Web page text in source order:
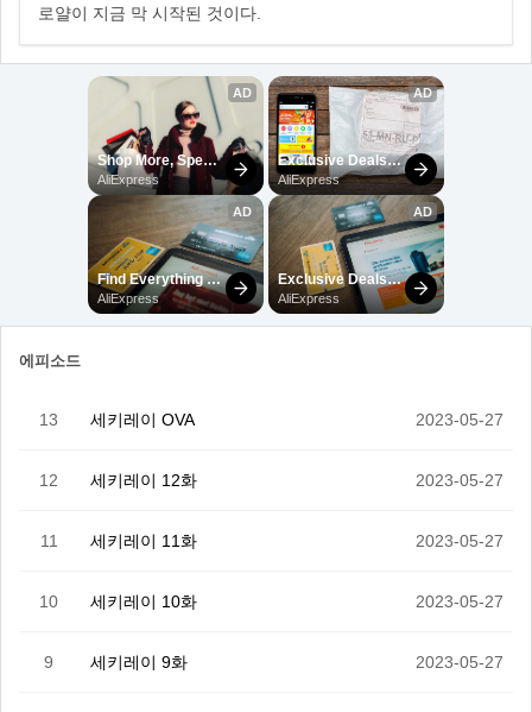
로얄이 지금 막 시작된 것이다.
에피소드
13 세키레이 OVA 2023-05-27
12 세키레이 12화 2023-05-27
11 세키레이 11화 2023-05-27
10 세키레이 10화 2023-05-27
9 세키레이 9화 2023-05-27